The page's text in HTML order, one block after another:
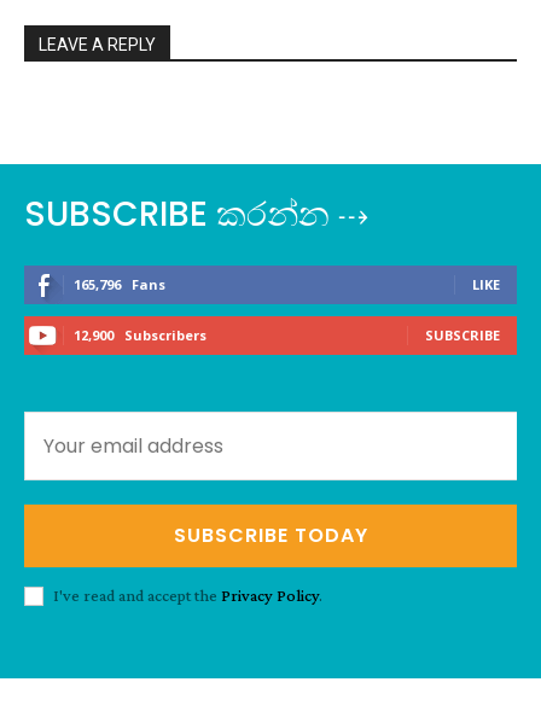
LEAVE A REPLY
SUBSCRIBE කරන්න ⇢
165,796 Fans LIKE
12,900 Subscribers SUBSCRIBE
SUBSCRIBE TODAY
I've read and accept the Privacy Policy.